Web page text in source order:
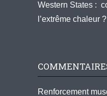
Western States :
l’extrême chaleur ?
Renforcement